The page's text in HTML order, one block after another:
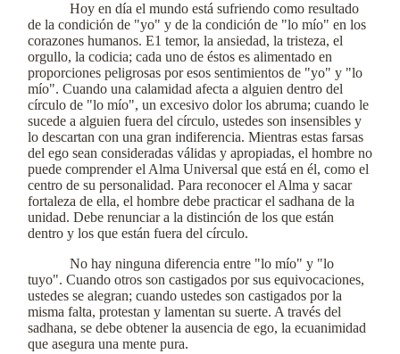
Hoy en día el mundo está sufriendo como resultado
de la condición de "yo" y de la condición de "lo mío" en los
corazones humanos. E1 temor, la ansiedad, la tristeza, el
orgullo, la codicia; cada uno de éstos es alimentado en
proporciones peligrosas por esos sentimientos de "yo" y "lo
mío". Cuando una calamidad afecta a alguien dentro del
círculo de "lo mío", un excesivo dolor los abruma; cuando le
sucede a alguien fuera del círculo, ustedes son insensibles y
lo descartan con una gran indiferencia. Mientras estas farsas
del ego sean consideradas válidas y apropiadas, el hombre no
puede comprender el Alma Universal que está en él, como el
centro de su personalidad. Para reconocer el Alma y sacar
fortaleza de ella, el hombre debe practicar el sadhana de la
unidad. Debe renunciar a la distinción de los que están
dentro y los que están fuera del círculo.
No hay ninguna diferencia entre "lo mío" y "lo
tuyo". Cuando otros son castigados por sus equivocaciones,
ustedes se alegran; cuando ustedes son castigados por la
misma falta, protestan y lamentan su suerte. A través del
sadhana, se debe obtener la ausencia de ego, la ecuanimidad
que asegura una mente pura.